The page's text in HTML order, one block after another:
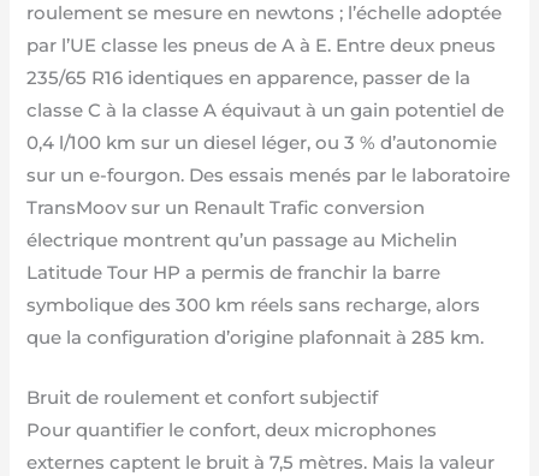
roulement se mesure en newtons ; l’échelle adoptée
par l’UE classe les pneus de A à E. Entre deux pneus
235/65 R16 identiques en apparence, passer de la
classe C à la classe A équivaut à un gain potentiel de
0,4 l/100 km sur un diesel léger, ou 3 % d’autonomie
sur un e-fourgon. Des essais menés par le laboratoire
TransMoov sur un Renault Trafic conversion
électrique montrent qu’un passage au Michelin
Latitude Tour HP a permis de franchir la barre
symbolique des 300 km réels sans recharge, alors
que la configuration d’origine plafonnait à 285 km.
Bruit de roulement et confort subjectif
Pour quantifier le confort, deux microphones
externes captent le bruit à 7,5 mètres. Mais la valeur